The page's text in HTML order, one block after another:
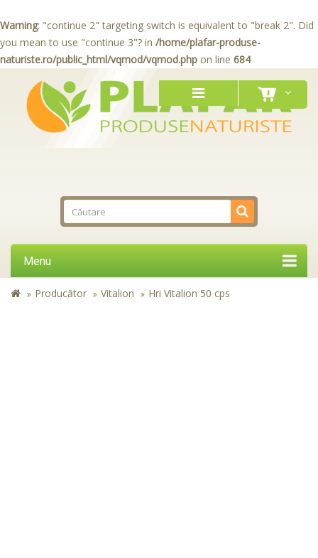
Warning: "continue 2" targeting switch is equivalent to "break 2". Did
you mean to use "continue 3"? in /home/plafar-produse-
naturiste.ro/public_html/vqmod/vqmod.php on line 684
Menu
Producător Vitalion Hri Vitalion 50 cps